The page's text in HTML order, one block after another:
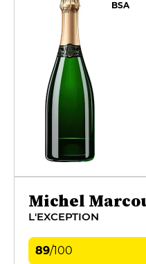
BSA
Michel
L'EXCEPTION
89/100